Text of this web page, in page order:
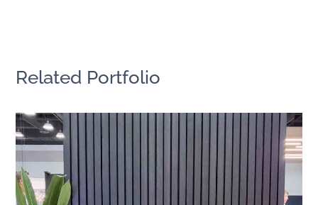
Related Portfolio
溫哥華設計展/加拿大